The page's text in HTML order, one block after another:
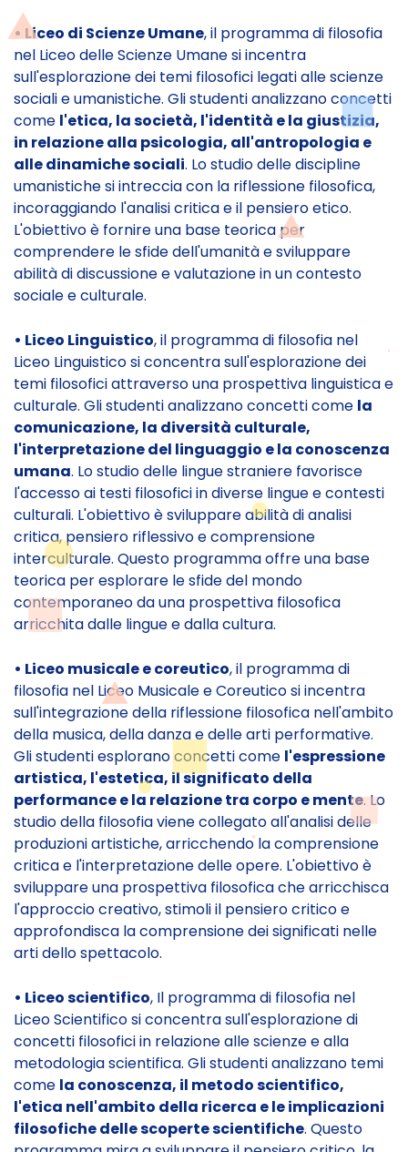
• Liceo di Scienze Umane, il programma di filosofia
nel Liceo delle Scienze Umane si incentra
sull'esplorazione dei temi filosofici legati alle scienze
sociali e umanistiche. Gli studenti analizzano concetti
come l'etica, la società, l'identità e la giustizia,
in relazione alla psicologia, all'antropologia e
alle dinamiche sociali. Lo studio delle discipline
umanistiche si intreccia con la riflessione filosofica,
incoraggiando l'analisi critica e il pensiero etico.
L'obiettivo è fornire una base teorica per
comprendere le sfide dell'umanità e sviluppare
abilità di discussione e valutazione in un contesto
sociale e culturale.
• Liceo Linguistico, il programma di filosofia nel
Liceo Linguistico si concentra sull'esplorazione dei
temi filosofici attraverso una prospettiva linguistica e
culturale. Gli studenti analizzano concetti come la
comunicazione, la diversità culturale,
l'interpretazione del linguaggio e la conoscenza
umana. Lo studio delle lingue straniere favorisce
l'accesso ai testi filosofici in diverse lingue e contesti
culturali. L'obiettivo è sviluppare abilità di analisi
critica, pensiero riflessivo e comprensione
interculturale. Questo programma offre una base
teorica per esplorare le sfide del mondo
contemporaneo da una prospettiva filosofica
arricchita dalle lingue e dalla cultura.
• Liceo musicale e coreutico, il programma di
filosofia nel Liceo Musicale e Coreutico si incentra
sull'integrazione della riflessione filosofica nell'ambito
della musica, della danza e delle arti performative.
Gli studenti esplorano concetti come l'espressione
artistica, l'estetica, il significato della
performance e la relazione tra corpo e mente. Lo
studio della filosofia viene collegato all'analisi delle
produzioni artistiche, arricchendo la comprensione
critica e l'interpretazione delle opere. L'obiettivo è
sviluppare una prospettiva filosofica che arricchisca
l'approccio creativo, stimoli il pensiero critico e
approfondisca la comprensione dei significati nelle
arti dello spettacolo.
• Liceo scientifico, Il programma di filosofia nel
Liceo Scientifico si concentra sull'esplorazione di
concetti filosofici in relazione alle scienze e alla
metodologia scientifica. Gli studenti analizzano temi
come la conoscenza, il metodo scientifico,
l'etica nell'ambito della ricerca e le implicazioni
filosofiche delle scoperte scientifiche. Questo